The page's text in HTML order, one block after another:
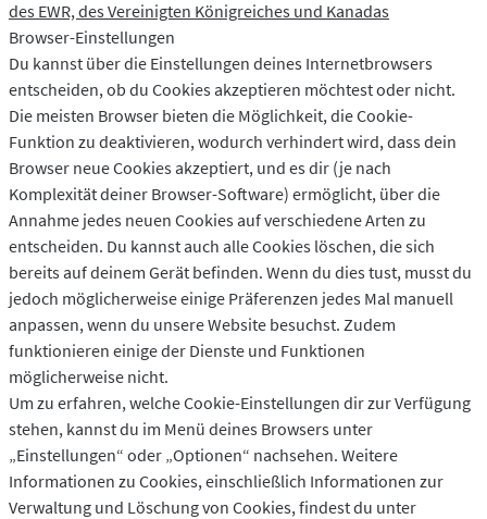
des EWR, des Vereinigten Königreiches und Kanadas
Browser-Einstellungen
Du kannst über die Einstellungen deines Internetbrowsers
entscheiden, ob du Cookies akzeptieren möchtest oder nicht.
Die meisten Browser bieten die Möglichkeit, die Cookie-
Funktion zu deaktivieren, wodurch verhindert wird, dass dein
Browser neue Cookies akzeptiert, und es dir (je nach
Komplexität deiner Browser-Software) ermöglicht, über die
Annahme jedes neuen Cookies auf verschiedene Arten zu
entscheiden. Du kannst auch alle Cookies löschen, die sich
bereits auf deinem Gerät befinden. Wenn du dies tust, musst du
jedoch möglicherweise einige Präferenzen jedes Mal manuell
anpassen, wenn du unsere Website besuchst. Zudem
funktionieren einige der Dienste und Funktionen
möglicherweise nicht.
Um zu erfahren, welche Cookie-Einstellungen dir zur Verfügung
stehen, kannst du im Menü deines Browsers unter
„Einstellungen“ oder „Optionen“ nachsehen. Weitere
Informationen zu Cookies, einschließlich Informationen zur
Verwaltung und Löschung von Cookies, findest du unter